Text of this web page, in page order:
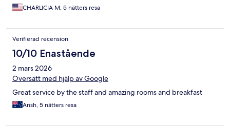
CHARLICIA M, 5 nätters resa
Verifierad recension
10/10 Enastående
2 mars 2026
Översätt med hjälp av Google
Great service by the staff and amazing rooms and breakfast
Ansh, 5 nätters resa